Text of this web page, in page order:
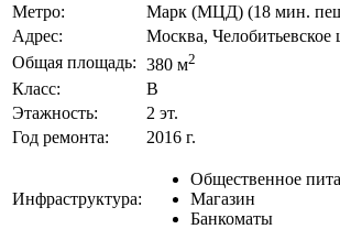
Метро:
Марк (МЦД) (18 мин.
Адрес:
Москва,
Общая площадь: 380 м2
Класс:
B
Этажность:
2 эт.
Год ремонта:
2016 г.
Инфраструктура:
Общественное
Магазин
Банкоматы